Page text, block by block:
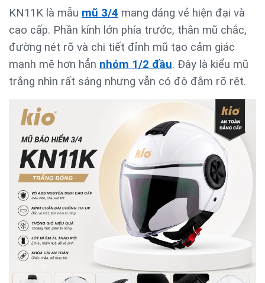
KN11K là mẫu mũ 3/4 mang dáng vẻ hiện đại và
cao cấp. Phần kính lớn phía trước, thân mũ chắc,
đường nét rõ và chi tiết đỉnh mũ tạo cảm giác
mạnh mẽ hơn hẳn nhóm 1/2 đầu. Đây là kiểu mũ
trắng nhìn rất sáng nhưng vẫn có độ đằm rõ rệt.